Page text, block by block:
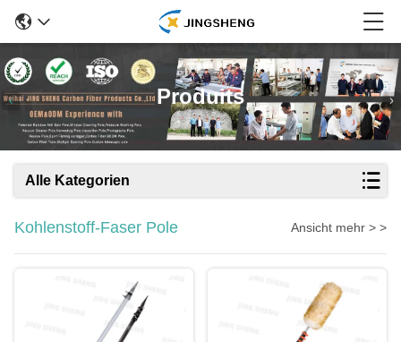
Produits
Alle Kategorien
Kohlenstoff-Faser Pole Ansicht mehr > >